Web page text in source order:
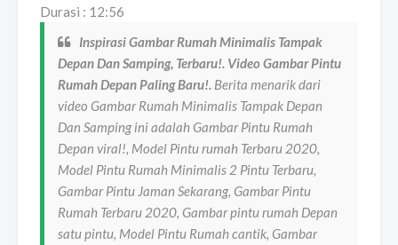
Durasi : 12:56
Inspirasi Gambar Rumah Minimalis Tampak
Depan Dan Samping, Terbaru!. Video Gambar Pintu
Rumah Depan Paling Baru!. Berita menarik dari
video Gambar Rumah Minimalis Tampak Depan
Dan Samping ini adalah Gambar Pintu Rumah
Depan viral!, Model Pintu rumah Terbaru 2020,
Model Pintu Rumah Minimalis 2 Pintu Terbaru,
Gambar Pintu Jaman Sekarang, Gambar Pintu
Rumah Terbaru 2020, Gambar pintu rumah Depan
satu pintu, Model Pintu Rumah cantik, Gambar